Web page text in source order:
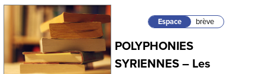
Espace brève
POLYPHONIES
SYRIENNES – Les